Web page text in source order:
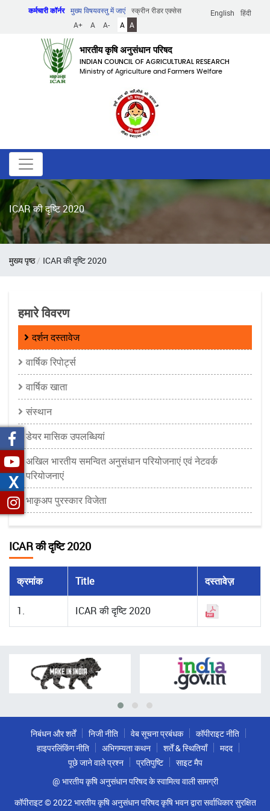
English हिंदी
कर्मचारी कॉर्नर मुख्य विषयवस्तु में जाएं
स्क्रीन रीडर एक्सेस
A+
A A- A A
भारतीय कृषि अनुसंधान परिषद
INDIAN COUNCIL OF AGRICULTURAL RESEARCH
Ministry of Agriculture and Farmers Welfare
ICAR की दृष्टि 2020
पग
मुख्य पृष्ठ ICAR की दृष्टि 2020
हमारे विवरण
दर्शन दस्तावेज
वार्षिक रिपोर्ट्स
वार्षिक खाता
संस्थान
डेयर मासिक उपलब्धियां
अखिल भारतीय समन्‍वित अनुसंधान परियोजनाएं एवं नेटवर्क
परियोजनाएं
भाकृअप पुरस्कार विजेता
ICAR की दृष्टि 2020
क्रमांक Title दस्तावेज़
1. ICAR की दृष्टि 2020
निबंधन और शर्तें निजी नीति वेब सूचना प्रबंधक
कॉपीराइट नीति
हाइपरलिंकिंग नीति
अभिगम्यता कथन शर्तें & स्थितियाँ
मदद
पूछे जाने वाले प्रश्न
प्रतिपुष्टि
साइट मैप
@ भारतीय कृषि अनुसंधान परिषद के स्वामित्व वाली सामग्री
कॉपीराइट © 2022 भारतीय कृषि अनुसंधान परिषद कृषि भवन द्वारा सर्वाधिकार सुरक्षित
X